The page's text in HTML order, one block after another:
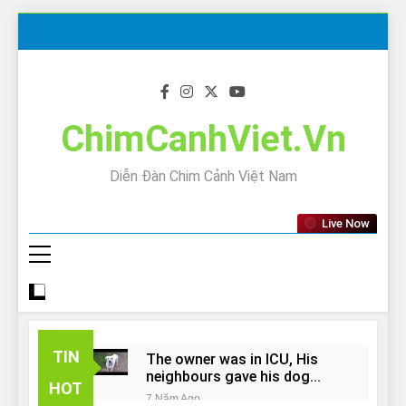
ChimCanhViet.Vn
Diễn Đàn Chim Cảnh Việt Nam
Live Now
TIN
HOT
The owner was in ICU, His
neighbours gave his dog
away!
7 Năm Ago